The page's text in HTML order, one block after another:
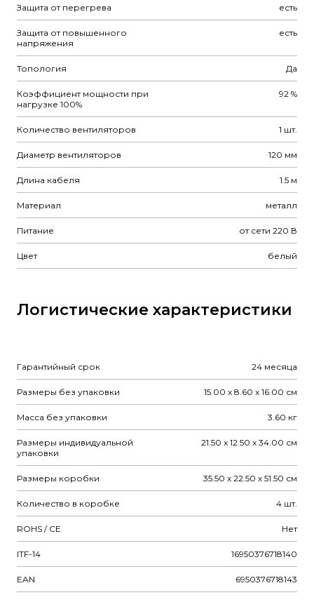
Защита от перегрева есть
Защита от повышенного
напряжения
есть
Топология Да
Коэффициент мощности при
нагрузке 100%
92 %
Количество вентиляторов 1 шт.
Диаметр вентиляторов 120 мм
Длина кабеля 1.5 м
Материал металл
Питание от сети 220 В
Цвет белый
Логистические характеристики
Гарантийный срок 24 месяца
Размеры без упаковки 15.00 x 8.60 x 16.00 см
Масса без упаковки 3.60 кг
Размеры индивидуальной
упаковки
21.50 x 12.50 x 34.00 см
Размеры коробки 35.50 x 22.50 x 51.50 см
Количество в коробке 4 шт.
ROHS / CE Нет
ITF-14 16950376718140
EAN 6950376718143